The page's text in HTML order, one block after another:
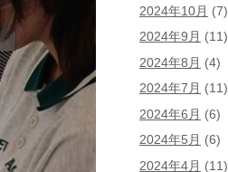
2024年10月 (7)
2024年9月 (11)
2024年8月 (4)
2024年7月 (11)
2024年6月 (6)
2024年5月 (6)
2024年4月 (11)